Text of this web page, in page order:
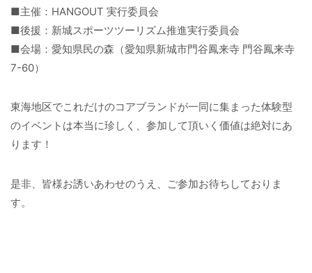
■主催：HANGOUT 実行委員会
■後援：新城スポーツツーリズム推進実行委員会
■会場：愛知県民の森（愛知県新城市門谷鳳来寺 門谷鳳来寺
7-60）
東海地区でこれだけのコアブランドが一同に集まった体験型
のイベントは本当に珍しく、参加して頂いく価値は絶対にあ
ります！
是非、皆様お誘いあわせのうえ、ご参加お待ちしておりま
す。